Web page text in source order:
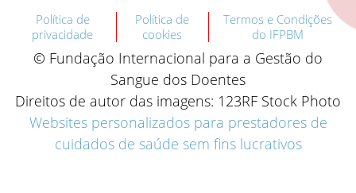
Política de
privacidade
Política de
cookies
Termos e Condições
do IFPBM
© Fundação Internacional para a Gestão do
Sangue dos Doentes
Direitos de autor das imagens: 123RF Stock Photo
Websites personalizados para prestadores de
cuidados de saúde sem fins lucrativos